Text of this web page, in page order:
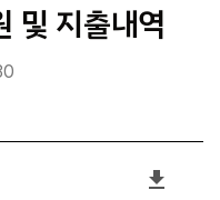
및 지출내역
file_download